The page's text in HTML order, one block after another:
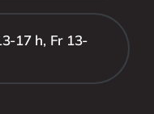
17 h, Fr 13-